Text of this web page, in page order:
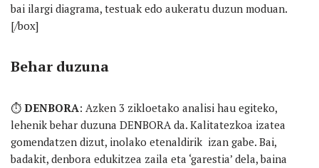
bai ilargi diagrama, testuak edo aukeratu duzun moduan.
[/box]
Behar duzuna
⏱ DENBORA: Azken 3 zikloetako analisi hau egiteko,
lehenik behar duzuna DENBORA da. Kalitatezkoa izatea
gomendatzen dizut, inolako etenaldirik izan gabe. Bai,
badakit, denbora edukitzea zaila eta ‘garestia’ dela, baina